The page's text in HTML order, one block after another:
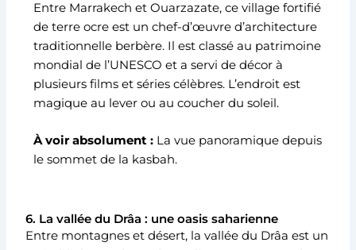
Entre Marrakech et Ouarzazate, ce village fortifié
de terre ocre est un chef-d’œuvre d’architecture
traditionnelle berbère. Il est classé au patrimoine
mondial de l’UNESCO et a servi de décor à
plusieurs films et séries célèbres. L’endroit est
magique au lever ou au coucher du soleil.
À voir absolument : La vue panoramique depuis
le sommet de la kasbah.
6. La vallée du Drâa : une oasis saharienne
Entre montagnes et désert, la vallée du Drâa est un